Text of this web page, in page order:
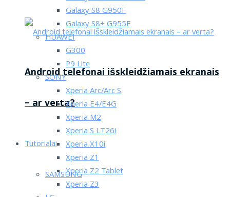
Android telefonai išskleidžiamais ekranais
– ar verta?
Tutorialai
SAMSUNG
Galaxy S8 G950F
Galaxy S8+ G955F
HUAWEI
G300
P9 Lite
SONY
Xperia Arc/Arc S
Xperia E4/E4G
Xperia M2
Xperia S LT26i
Xperia X10i
Xperia Z1
Xperia Z2 Tablet
Xperia Z3